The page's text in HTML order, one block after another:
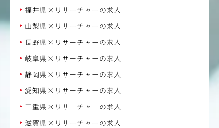
福井県×リサーチャーの求人
山梨県×リサーチャーの求人
長野県×リサーチャーの求人
岐阜県×リサーチャーの求人
静岡県×リサーチャーの求人
愛知県×リサーチャーの求人
三重県×リサーチャーの求人
滋賀県×リサーチャーの求人